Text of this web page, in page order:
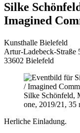
Silke
Imagined
Kunsthalle Bielefeld
Artur-Ladebeck-Straße
33602 Bielefeld
Silke Schönfeld,
one, 2019/21, 35
Herliche Einladung.